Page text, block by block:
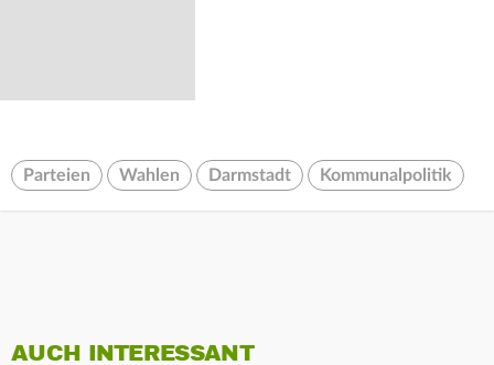
Parteien Wahlen Darmstadt Kommunalpolitik
AUCH INTERESSANT